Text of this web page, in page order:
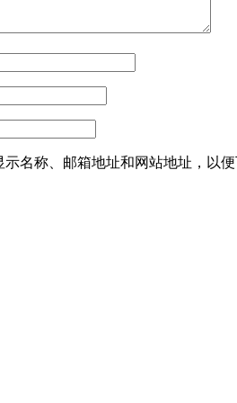
名称、邮箱地址和网站地址，以便